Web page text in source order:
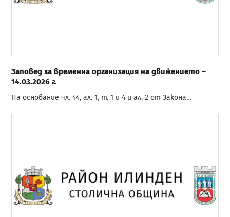
Заповед за временна организация на движението –
14.03.2026 г.
На основание чл. 44, ал. 1, т. 1 и 4 и ал. 2 от Закона…